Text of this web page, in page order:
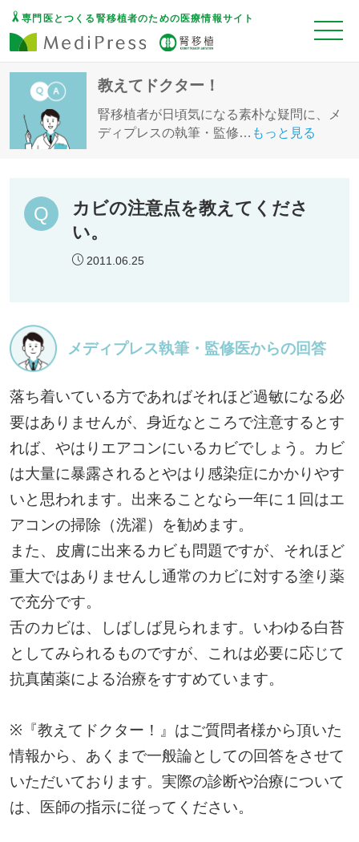
専門医とつくる腎移植者のための医療情報サイト
教えてドクター！
腎移植者が日頃気になる素朴な疑問に、メ
ディプレスの執筆・監修… もっと見る
カビの注意点を教えてくださ
い。
2011.06.25
メディプレス執筆・監修医からの回答
落ち着いている方であればそれほど過敏になる必
要はありませんが、身近なところで注意するとす
れば、やはりエアコンにいるカビでしょう。カビ
は大量に暴露されるとやはり感染症にかかりやす
いと思われます。出来ることなら一年に１回はエ
アコンの掃除（洗濯）を勧めます。
また、皮膚に出来るカビも問題ですが、それほど
重大ではありませんし通常のカビに対する塗り薬
で充分です。
舌のカビは、しばしば見られます。いわゆる白苔
としてみられるものですが、これは必要に応じて
抗真菌薬による治療をすすめています。
※『教えてドクター！』はご質問者様から頂いた
情報から、あくまで一般論としての回答をさせて
いただいております。実際の診断や治療について
は、医師の指示に従ってください。